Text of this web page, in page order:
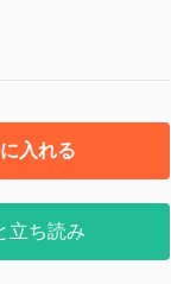
入れる
立ち読み